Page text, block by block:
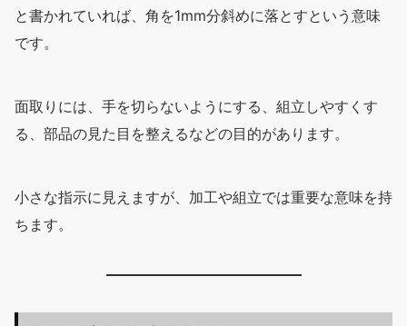
と書かれていれば、角を1mm分斜めに落とすという意味
です。
面取りには、手を切らないようにする、組立しやすくす
る、部品の見た目を整えるなどの目的があります。
小さな指示に見えますが、加工や組立では重要な意味を持
ちます。